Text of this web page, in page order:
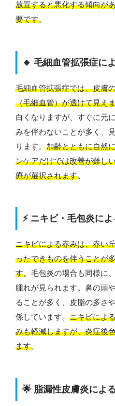
放置すると悪化する傾向が
要です。
🔸 毛細血管拡張症に
毛細血管拡張症では、皮膚
（毛細血管）が透けて見え
白くなりますが、すぐに元
みを伴わないことが多く、
ります。 加齢とともに自然
ンケアだけでは改善が難し
療が選択されます。
⚡ ニキビ・毛包炎に
ニキビによる赤みは、赤い
ったできものを伴うことが
す。毛包炎の場合も同様に
腫れが見られます。鼻の頭
ることが多く、皮脂の多さ
係しています。 ニキビによ
みも軽減しますが、炎症後
ます。
🌟 脂漏性皮膚炎によ